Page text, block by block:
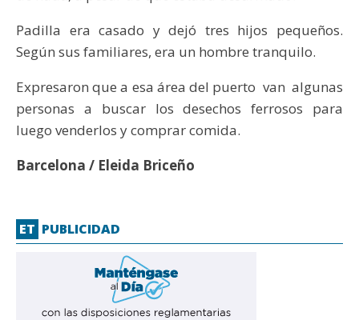
Padilla era casado y dejó tres hijos pequeños.
Según sus familiares, era un hombre tranquilo.
Expresaron que a esa área del puerto van algunas
personas a buscar los desechos ferrosos para
luego venderlos y comprar comida.
Barcelona / Eleida Briceño
ET PUBLICIDAD